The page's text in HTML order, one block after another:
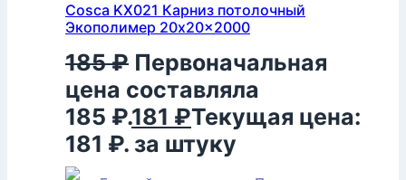
Cosca KX021 Карниз потолочный
Экополимер 20x20x2000
185₽ Первоначальная
цена составляла
185 ₽.181 ₽Текущая цена:
181 ₽. за штуку